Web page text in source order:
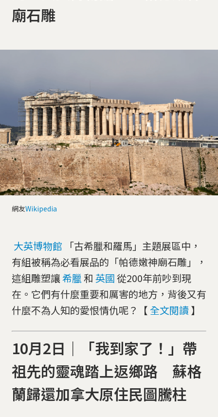
廟石雕
網友Wikipedia
大英博物館
「古希臘和羅馬」主題展區中，
有組被稱為必看展品的「帕德嫩神廟石雕」，
這組雕塑讓希臘 和 英國從200年前吵到現
在。它們有什麼重要和厲害的地方，背後又有
什麼不為人知的愛恨情仇呢？【 全文閱讀 】
10月2日｜「我到家了！」帶
祖先的靈魂踏上返鄉路 蘇格
蘭歸還加拿大原住民圖騰柱